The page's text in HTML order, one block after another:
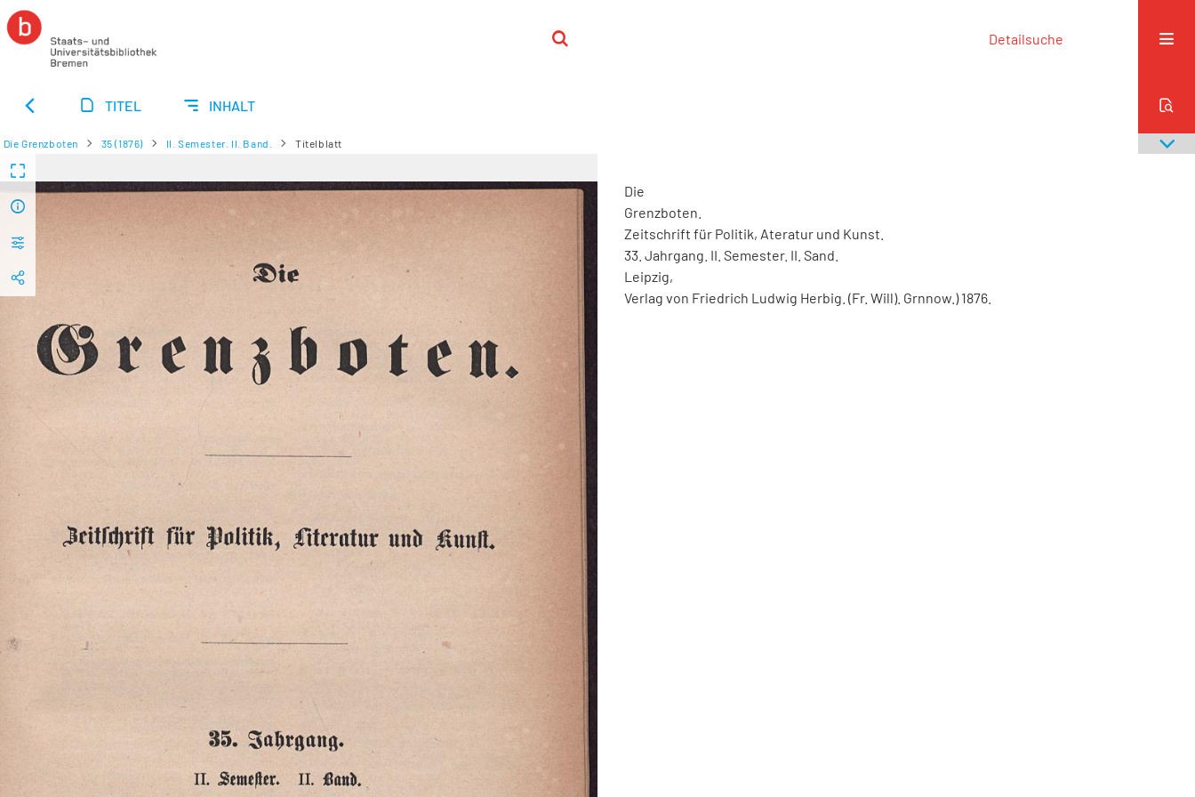
Detailsuche
TITEL INHALT
Die Grenzboten 35 (1876) II. Semester. II. Band. Titelblatt
Die
Grenzboten
Zeitschrift für Politik, Ateratur und Kunst
33 Jahrgang II Semester. II Sand
Leipzig,
Verlag von Friedrich Ludwig Herbig (Fr. Will). Grnnow ) 1876